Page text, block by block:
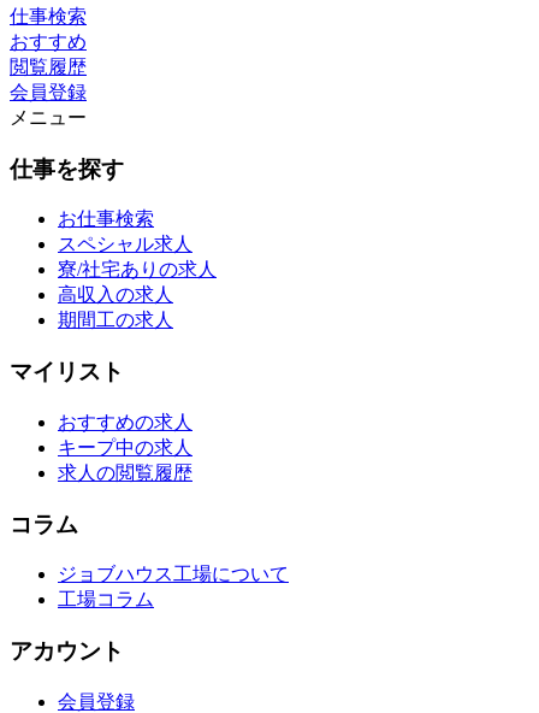
仕事検索
おすすめ
閲覧履歴
会員登録
メニュー
仕事を探す
お仕事検索
スペシャル求人
寮/社宅ありの求人
高収入の求人
期間工の求人
マイリスト
おすすめの求人
キープ中の求人
求人の閲覧履歴
コラム
ジョブハウス工場について
工場コラム
アカウント
会員登録